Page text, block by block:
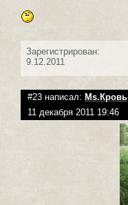
Зарегистрирован:
9.12.2011
#23 написал: Ms.Кровь
11 декабря 2011 19:46